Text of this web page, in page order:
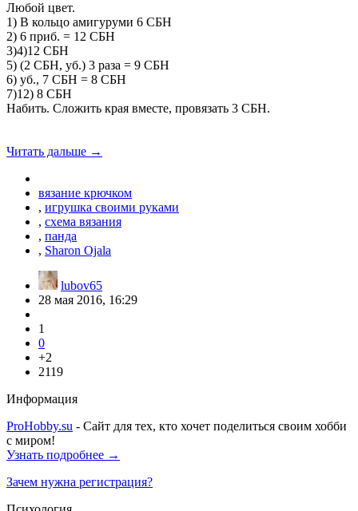
Любой цвет.
1) В кольцо амигуруми 6 СБН
2) 6 приб. = 12 СБН
3)­4)12 СБН
5) (2 СБН, уб.) 3 раза = 9 СБН
6) уб., 7 СБН = 8 СБН
7)­12) 8 СБН
Набить. Сложить края вместе, провязать 3 СБН.
Читать дальше →
вязание крючком
, игрушка своими руками
, схема вязания
, панда
, Sharon Ojala
lubov65
28 мая 2016, 16:29
1
0
+2
2119
Информация
ProHobby.su - Сайт для тех, кто хочет поделиться своим хобби
с миром!
Узнать подробнее →
Зачем нужна регистрация?